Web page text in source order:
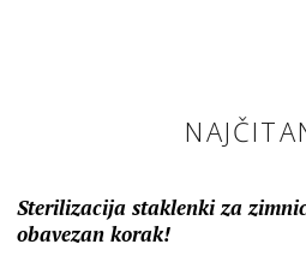
Sterilizacija staklenki za
obavezan korak!